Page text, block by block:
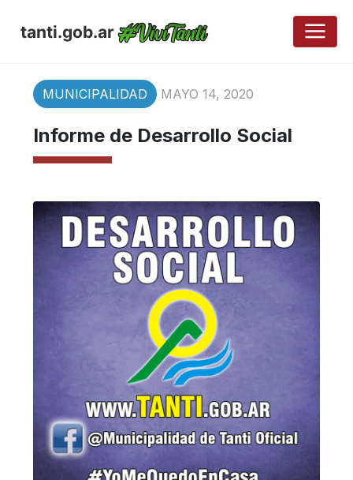
tanti.gob.ar
MUNICIPALIDAD MAYO 14, 2020
Informe de Desarrollo Social